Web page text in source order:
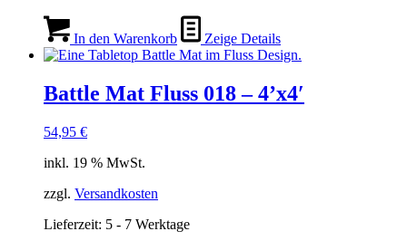
In den Warenkorb Zeige Details
Battle Mat Fluss 018 – 4’x4′
54,95 €
inkl. 19 % MwSt.
zzgl. Versandkosten
Lieferzeit: 5 - 7 Werktage